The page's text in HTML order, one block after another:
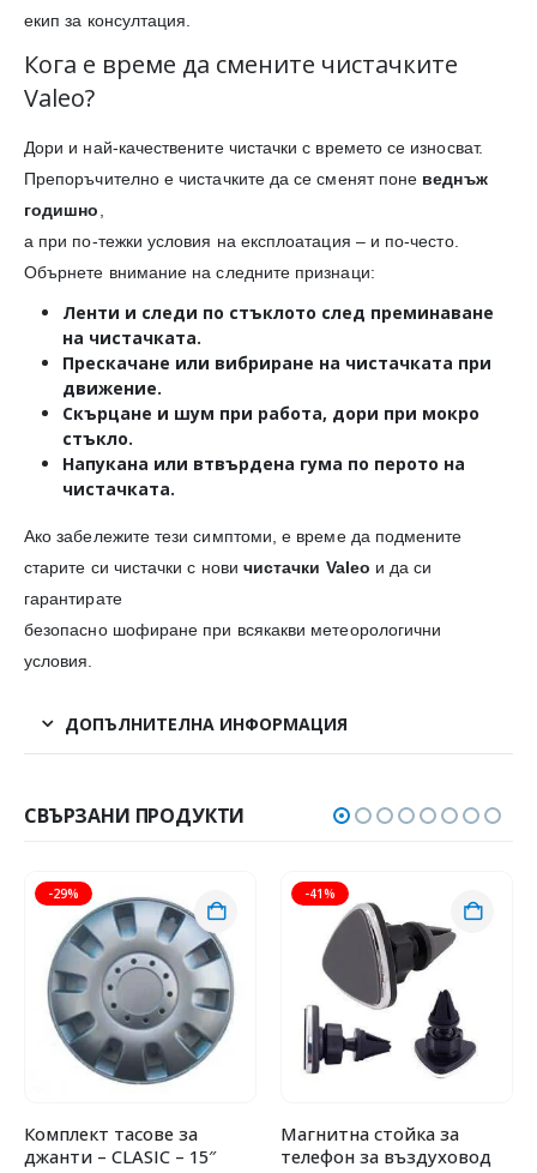
екип за консултация.
Кога е време да смените чистачките
Valeo?
Дори и най-качествените чистачки с времето се износват.
Препоръчително е чистачките да се сменят поне веднъж
годишно
а при по-тежки условия на експлоатация – и по-често.
Обърнете внимание на следните признаци:
Ленти и следи по стъклото след преминаване
на чистачката.
Прескачане или вибриране на чистачката при
движение.
Скърцане и шум при работа, дори при мокро
стъкло.
Напукана или втвърдена гума по перото на
чистачката.
Ако забележите тези симптоми, е време да подмените
старите си чистачки с нови чистачки Valeo и да си
гарантирате
безопасно шофиране при всякакви метеорологични
условия.
ДОПЪЛНИТЕЛНА ИНФОРМАЦИЯ
СВЪРЗАНИ ПРОДУКТИ
-29%
Комплект тасове за
джанти – CLASIC – 15″
-41%
Магнитна стойка за
телефон за въздуховод